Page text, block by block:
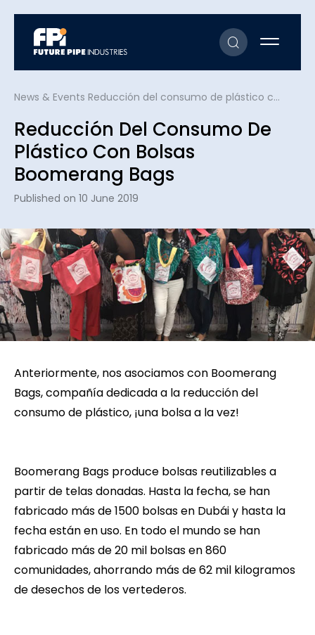
News & Events Reducción del consumo de plástico con bolsas Boomerang Bags
Reducción Del Consumo De
Plástico Con Bolsas
Boomerang Bags
Published on 10 June 2019
Anteriormente, nos asociamos con Boomerang
Bags, compañía dedicada a la reducción del
consumo de plástico, ¡una bolsa a la vez!
Boomerang Bags produce bolsas reutilizables a
partir de telas donadas. Hasta la fecha, se han
fabricado más de 1500 bolsas en Dubái y hasta la
fecha están en uso. En todo el mundo se han
fabricado más de 20 mil bolsas en 860
comunidades, ahorrando más de 62 mil kilogramos
de desechos de los vertederos.